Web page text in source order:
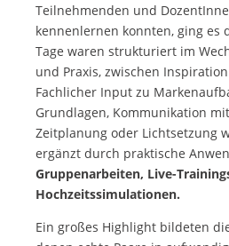
Teilnehmenden und
kennenlernen konnten, ging es
Tage waren strukturiert im
und Praxis, zwischen
Fachlicher Input zu
Grundlagen, Kommunikation
Zeitplanung oder Lichtsetzung
ergänzt durch praktische
Gruppenarbeiten, Live-
Hochzeitssimulationen.
Ein großes Highlight bildeten